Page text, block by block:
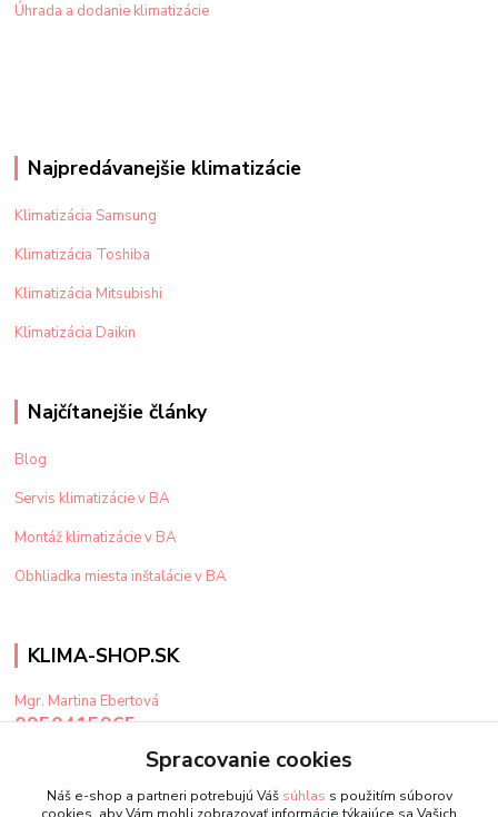
Úhrada a dodanie klimatizácie
Najpredávanejšie klimatizácie
Klimatizácia Samsung
Klimatizácia Toshiba
Klimatizácia Mitsubishi
Klimatizácia Daikin
Najčítanejšie články
Blog
Servis klimatizácie v BA
Montáž klimatizácie v BA
Obhliadka miesta inštalácie v BA
KLIMA-SHOP.SK
Mgr. Martina Ebertová
0950415965
klima@klima-shop.sk
Spracovanie cookies
Náš e-shop a partneri potrebujú Váš súhlas s použitím súborov